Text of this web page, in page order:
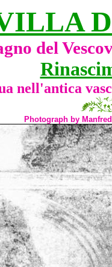
del
nell'antica
Photograph by